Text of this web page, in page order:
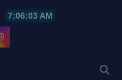
7:06:04 AM